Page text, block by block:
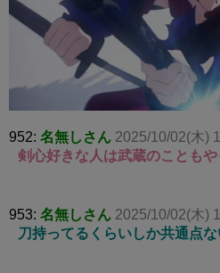
952: 名無しさん 2025/10/02(木)
剣心好きな人は武蔵のことも
953: 名無しさん 2025/10/02(木)
刀持ってるくらいしか共通点な